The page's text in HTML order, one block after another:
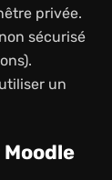
privée.
sécurisé
un